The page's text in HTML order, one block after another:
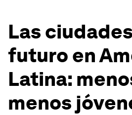
Las
futuro en
Latina:
menos